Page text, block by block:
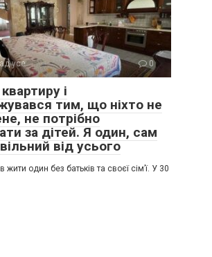
усе 0
і
тим, що ніхто не
не потрібно
за дітей. Я один, сам
від усього
один без батьків та своєї сім’ї. У 30